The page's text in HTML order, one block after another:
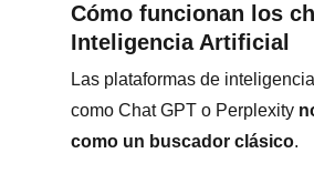
Cómo funcionan los
Inteligencia Artificial
Las plataformas de
como Chat GPT o Perplexity
como un buscador clásico.